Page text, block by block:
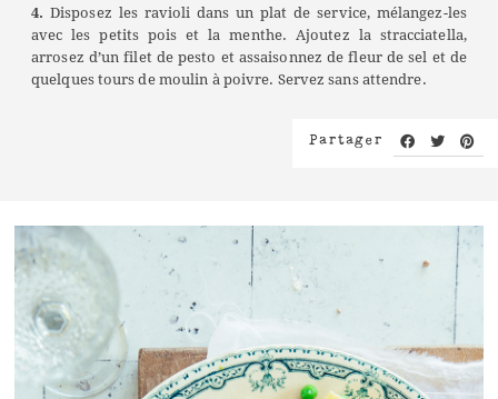
4. Disposez les ravioli dans un plat de service, mélangez-les
avec les petits pois et la menthe. Ajoutez la stracciatella,
arrosez d’un filet de pesto et assaisonnez de fleur de sel et de
quelques tours de moulin à poivre. Servez sans attendre.
Partager